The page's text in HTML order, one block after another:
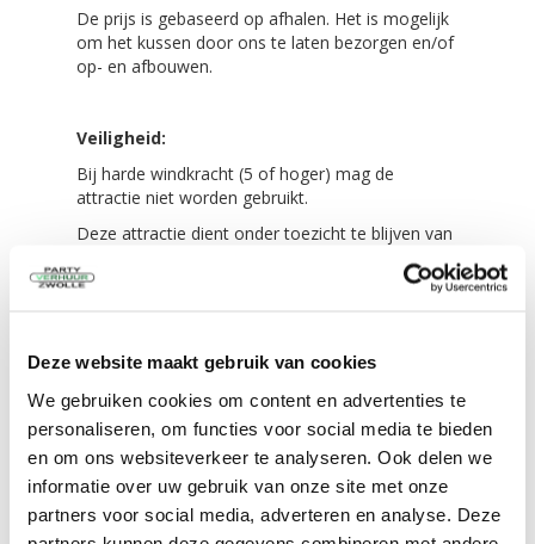
Deze website maakt gebruik van cookies
We gebruiken cookies om content en advertenties te
personaliseren, om functies voor social media te bieden
en om ons websiteverkeer te analyseren. Ook delen we
informatie over uw gebruik van onze site met onze
partners voor social media, adverteren en analyse. Deze
De prijs is gebaseerd op afhalen. Het is mogelijk
om het kussen door ons te laten bezorgen en/of
op- en afbouwen.
Veiligheid:
Bij harde windkracht (5 of hoger) mag de
attractie niet worden gebruikt.
Deze attractie dient onder toezicht te blijven van
voetbalboarding niet onbeheerd achterlaten.
Zorg dat de opblaasstructuur altijd op een
voldoende valdempende ondergrond staat (bij
voorkeur gras).
Dek bij regen de stroomaansluiting af.
Het is niet toegestaan salto’s te maken, op
randen van de boarding te klimmen / te gaan